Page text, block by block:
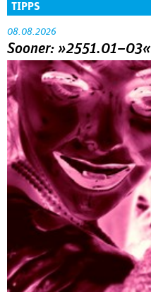
TIPPS
08.08.2026
Sooner: »2551.01–03«